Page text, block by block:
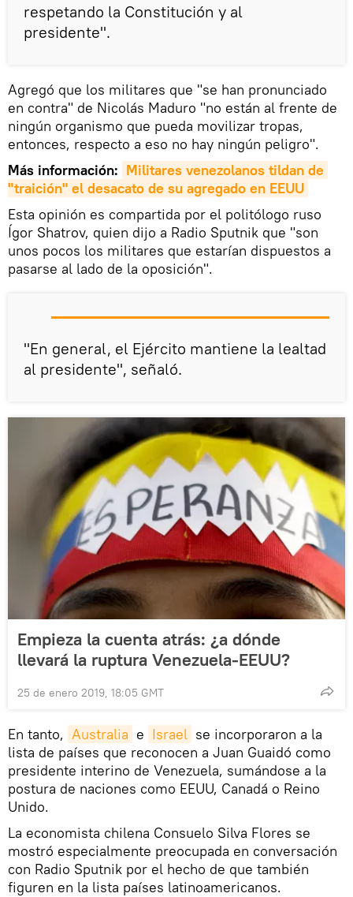
respetando la Constitución y al
presidente".
Agregó que los militares que "se han pronunciado
en contra" de Nicolás Maduro "no están al frente de
ningún organismo que pueda movilizar tropas,
entonces, respecto a eso no hay ningún peligro".
Más información: Militares venezolanos tildan de
"traición" el desacato de su agregado en EEUU
Esta opinión es compartida por el politólogo ruso
Ígor Shatrov, quien dijo a Radio Sputnik que "son
unos pocos los militares que estarían dispuestos a
pasarse al lado de la oposición".
"En general, el Ejército mantiene la lealtad
al presidente", señaló.
Empieza la cuenta atrás: ¿a dónde
llevará la ruptura Venezuela-EEUU?
25 de enero 2019, 18:05 GMT
En tanto, Australia e Israel se incorporaron a la
lista de países que reconocen a Juan Guaidó como
presidente interino de Venezuela, sumándose a la
postura de naciones como EEUU, Canadá o Reino
Unido.
La economista chilena Consuelo Silva Flores se
mostró especialmente preocupada en conversación
con Radio Sputnik por el hecho de que también
figuren en la lista países latinoamericanos.